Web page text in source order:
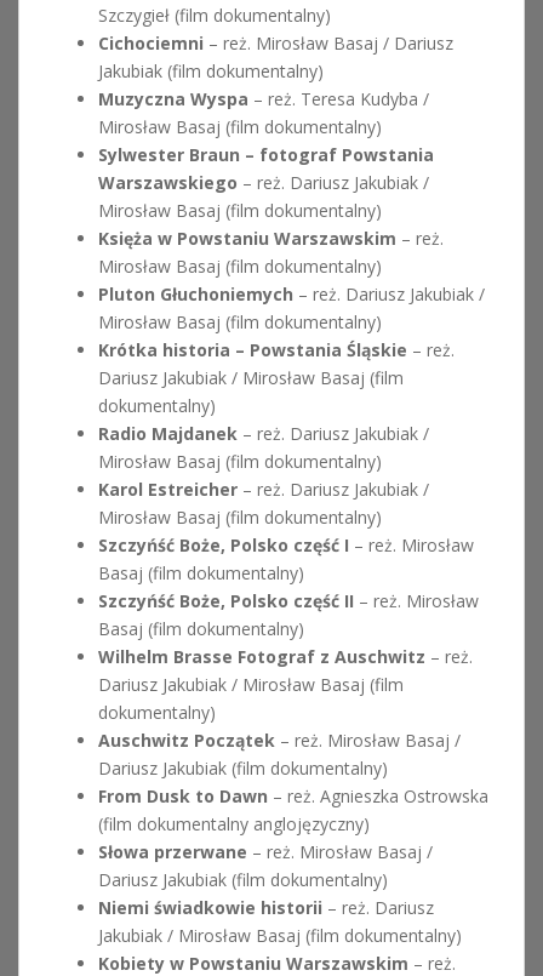
Szczygieł (film dokumentalny)
Cichociemni – reż. Mirosław Basaj / Dariusz
Jakubiak (film dokumentalny)
Muzyczna Wyspa – reż. Teresa Kudyba /
Mirosław Basaj (film dokumentalny)
Sylwester Braun – fotograf Powstania
Warszawskiego – reż. Dariusz Jakubiak /
Mirosław Basaj (film dokumentalny)
Księża w Powstaniu Warszawskim – reż.
Mirosław Basaj (film dokumentalny)
Pluton Głuchoniemych – reż. Dariusz Jakubiak /
Mirosław Basaj (film dokumentalny)
Krótka historia – Powstania Śląskie – reż.
Dariusz Jakubiak / Mirosław Basaj (film
dokumentalny)
Radio Majdanek – reż. Dariusz Jakubiak /
Mirosław Basaj (film dokumentalny)
Karol Estreicher – reż. Dariusz Jakubiak /
Mirosław Basaj (film dokumentalny)
Szczyńść Boże, Polsko część I – reż. Mirosław
Basaj (film dokumentalny)
Szczyńść Boże, Polsko część II – reż. Mirosław
Basaj (film dokumentalny)
Wilhelm Brasse Fotograf z Auschwitz – reż.
Dariusz Jakubiak / Mirosław Basaj (film
dokumentalny)
Auschwitz Początek – reż. Mirosław Basaj /
Dariusz Jakubiak (film dokumentalny)
From Dusk to Dawn – reż. Agnieszka Ostrowska
(film dokumentalny anglojęzyczny)
Słowa przerwane – reż. Mirosław Basaj /
Dariusz Jakubiak (film dokumentalny)
Niemi świadkowie historii – reż. Dariusz
Jakubiak / Mirosław Basaj (film dokumentalny)
Kobiety w Powstaniu Warszawskim – reż.